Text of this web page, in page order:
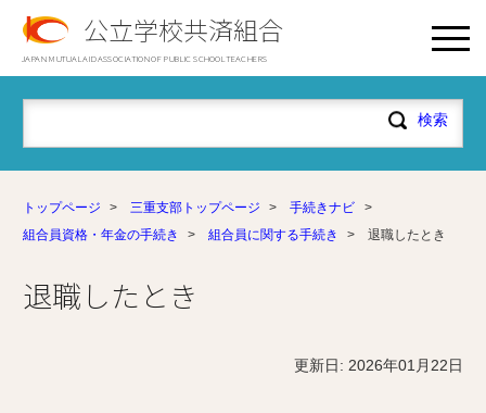
公立学校共済組合
JAPAN MUTUAL AID ASSOCIATION OF PUBLIC SCHOOL TEACHERS
トップページ > 三重支部トップページ > 手続きナビ
>
組合員資格・年金の手続き
> 組合員に関する手続き > 退職したとき
退職したとき
更新日: 2026年01月22日